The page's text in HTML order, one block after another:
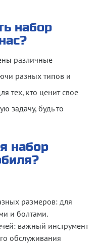
набор
различные
разных типов и
тех, кто ценит свое
задачу, будь то
набор
?
размеров: для
и болтами.
важный инструмент
обслуживания